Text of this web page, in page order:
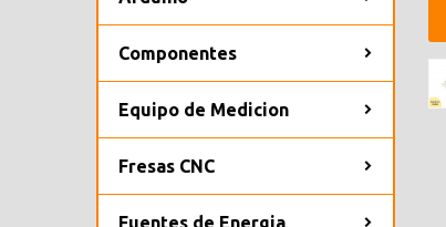
Componentes
Equipo de Medicion
Fresas CNC
Fuentes de Energia